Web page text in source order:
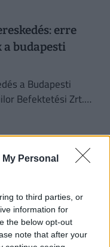
Personal
to third parties, or
information for
the below opt-out
note that after your
erre
a budapesti
a Budapesti
Befektetési Zrt.
kivételével
képest.